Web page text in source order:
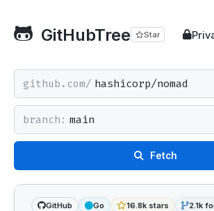
GitHubTree Star
github.com/
branch:
Fetch
GitHub Go 16.8k stars
2.1k